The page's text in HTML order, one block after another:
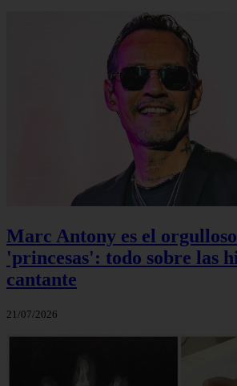
Marc Antony es el
'princesas': todo sobre las
cantante
21/07/2026